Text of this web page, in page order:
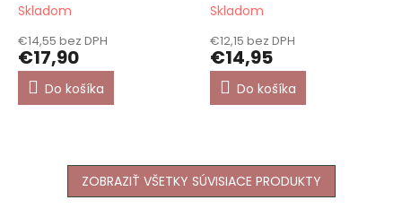
Skladom
€14,55 bez DPH
€17,90
Do košíka
Skladom
€12,15 bez DPH
€14,95
Do košíka
ZOBRAZIŤ VŠETKY SÚVISIACE PRODUKTY